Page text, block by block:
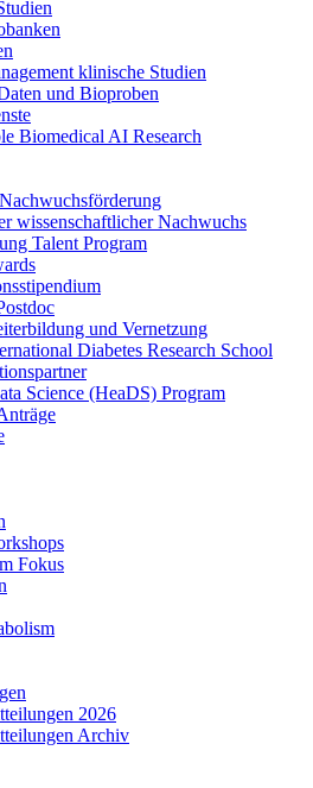
klinische Studien
und Bioproben
Biomedical AI Research
wissenschaftlicher Nachwuchs
Talent Program
und Vernetzung
Diabetes Research School
Science (HeaDS) Program
Fokus
2026
Archiv